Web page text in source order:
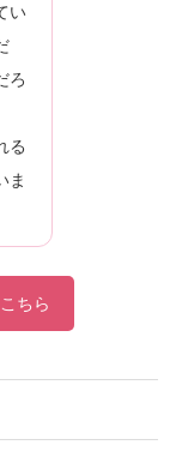
い
ろ
る
ま
ちら